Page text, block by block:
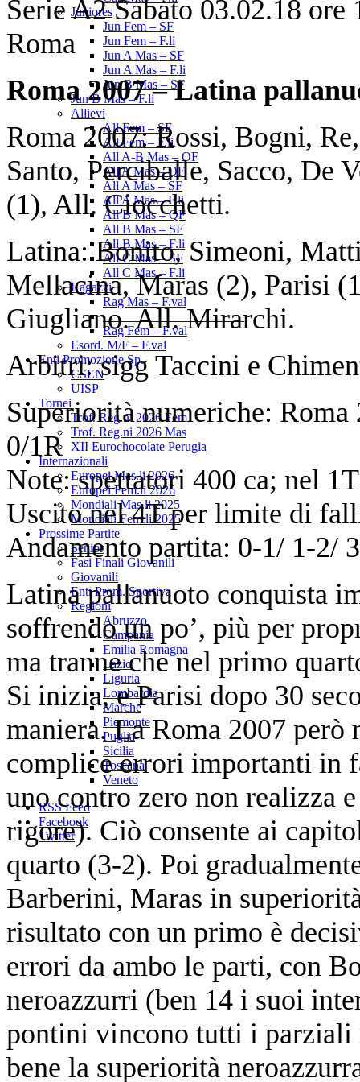
Juniores
Jun Fem – SF
Jun Fem – F.li
Jun A Mas – SF
Jun A Mas – F.li
Jun B Mas – SF
Jun B Mas – F.li
Allievi
All Fem – SF
All Fem – F.li
All A-B Mas – OF
All A Mas – QF
All A Mas – SF
All A Mas – F.li
All B Mas – QF
All B Mas – SF
All B Mas – F.li
All C Mas – SF
All C Mas – F.li
Ragazzi
Rag Mas – F.val
______________________
Rag Fem – F.val
Esord. M/F – F.val
Enti Promozione Sp.
CSEN
UISP
Tornei
Trof. Reg.ni 2026 Fem
Trof. Reg.ni 2026 Mas
XII Eurochocolate Perugia
Internazionali
Europei Mas.li 2026
Europei Fem.li 2026
Mondiali Mas.li 2025
Mondiali Fem.li 2025
Prossime Partite
Senior
Fasi Finali Giovanili
Giovanili
Enti Prom. Sportiva
Regioni
Abruzzo
Campania
Emilia Romagna
Lazio
Liguria
Lombardia
Marche
Piemonte
Puglia
Sicilia
Toscana
Veneto
RSS Feed
Facebook
Twitter
Serie A2 Sabato 03.02.18
Roma
Roma 2007 – Latina
Roma 2007: Rossi, Bogni,
Santo, Perciballe, Sacco, De
(1), All. Ciocchetti.
Latina: Bonito, Simeoni,
Mellacina, Maras (2), Parisi
Giugliano. All. Mirarchi.
Arbitri: sigg Taccini e
Superiorità numeriche:
0/1R
Note: spettatori 400 ca; nel
Uscito nel 4T per limite di
Andamento partita: 0-1/ 1-2/
Latina pallanuoto conquista
soffrendo un po’, più per
ma tranne che nel primo
Si inizia, e Parisi dopo 30
maniera. La Roma 2007 però
complice errori importanti in
uno contro zero non realizza
rigore). Ciò consente ai
quarto (3-2). Poi
Barberini, Maras in
risultato con un primo è
errori da ambo le parti, con
neroazzurri (ben 14 i suoi
pontini vincono tutti i
bene la superiorità